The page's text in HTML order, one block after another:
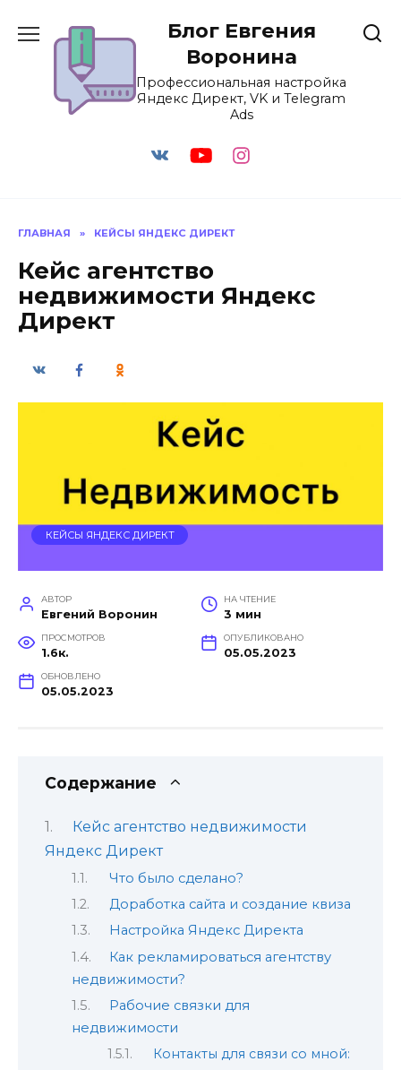
Блог Евгения
Воронина
Профессиональная настройка
Яндекс Директ, VK и Telegram
Ads
ГЛАВНАЯ » КЕЙСЫ ЯНДЕКС ДИРЕКТ
Кейс агентство
недвижимости Яндекс
Директ
КЕЙСЫ ЯНДЕКС ДИРЕКТ
АВТОР
Евгений Воронин
НА ЧТЕНИЕ
3 мин
ПРОСМОТРОВ
1.6к.
ОПУБЛИКОВАНО
05.05.2023
ОБНОВЛЕНО
05.05.2023
Содержание
Кейс агентство недвижимости
Яндекс Директ
Что было сделано?
Доработка сайта и создание квиза
Настройка Яндекс Директа
Как рекламироваться агентству
недвижимости?
Рабочие связки для
недвижимости
Контакты для связи со мной: